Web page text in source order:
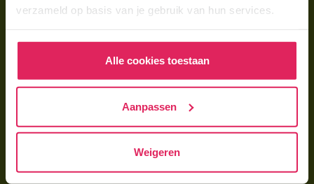
verzameld op basis van je gebruik van hun services.
Alle cookies toestaan
Aanpassen
Weigeren
Gastouder Amsterdam
Gastouder Apeldoorn
Gastouder Emmen